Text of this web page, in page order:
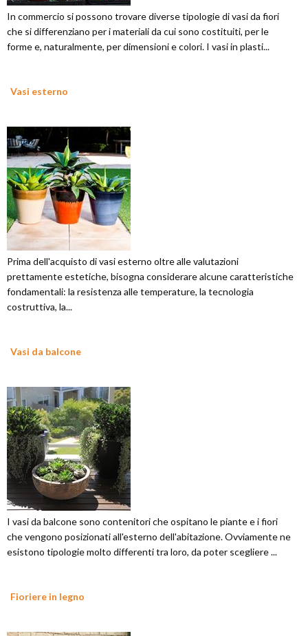
In commercio si possono trovare diverse tipologie di vasi da fiori
che si differenziano per i materiali da cui sono costituiti, per le
forme e, naturalmente, per dimensioni e colori. I vasi in plasti...
Vasi esterno
Prima dell'acquisto di vasi esterno oltre alle valutazioni
prettamente estetiche, bisogna considerare alcune caratteristiche
fondamentali: la resistenza alle temperature, la tecnologia
costruttiva, la...
Vasi da balcone
I vasi da balcone sono contenitori che ospitano le piante e i fiori
che vengono posizionati all'esterno dell'abitazione. Ovviamente ne
esistono tipologie molto differenti tra loro, da poter scegliere ...
Fioriere in legno